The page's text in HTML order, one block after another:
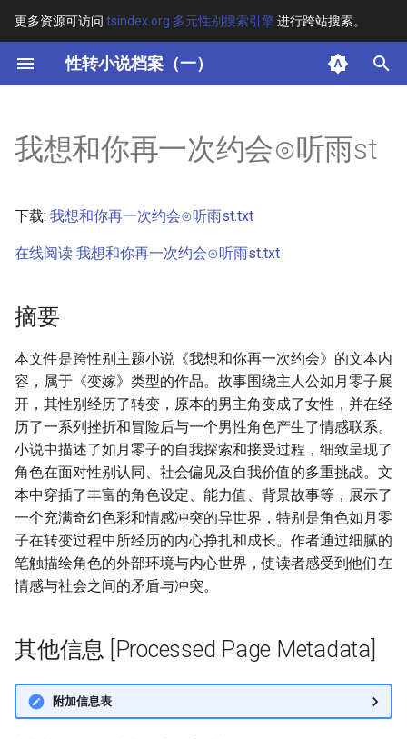
更多资源可访问 tsindex.org 多元性别搜索引擎进行跨站搜索。
性转小说档案（一）
键
开
搜
索
其他信息 [Processed Page
我想和你再一次约会⊙听雨st
下载: 我想和你再一次约会⊙听雨st.txt
在线阅读 我想和你再一次约会⊙听雨st.txt
摘要
本文件是跨性别主题小说《我想和你再一次约会》的文本内
容，属于《变嫁》类型的作品。故事围绕主人公如月零子展
开，其性别经历了转变，原本的男主角变成了女性，并在经
历了一系列挫折和冒险后与一个男性角色产生了情感联系。
小说中描述了如月零子的自我探索和接受过程，细致呈现了
角色在面对性别认同、社会偏见及自我价值的多重挑战。文
本中穿插了丰富的角色设定、能力值、背景故事等，展示了
一个充满奇幻色彩和情感冲突的异世界，特别是角色如月零
子在转变过程中所经历的内心挣扎和成长。作者通过细腻的
笔触描绘角色的外部环境与内心世界，使读者感受到他们在
情感与社会之间的矛盾与冲突。
其他信息 [Processed Page Metadata]
附加信息表